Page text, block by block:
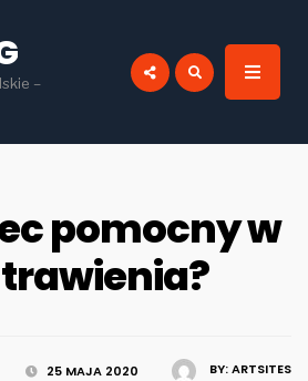
–
pomocny w
BY:ARTSITES
25 MAJA 2020